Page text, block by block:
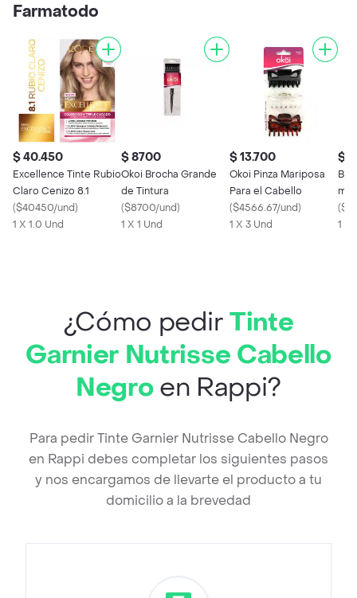
Farmatodo
$ 40.450
Excellence Tinte Rubio
Claro Cenizo 8.1
($40450/und)
1 X 1.0 Und
$ 8700
Okoi Brocha Grande
de Tintura
($8700/und)
1 X 1 Und
$ 13.700
Okoi Pinza Mariposa
Para el Cabello
($4566.67/und)
1 X 3 Und
$
(
1 x
¿Cómo pedirTinte
Garnier Nutrisse Cabello
Negroen Rappi?
Para pedir Tinte Garnier Nutrisse Cabello Negro
en Rappi debes completar los siguientes pasos
y nos encargamos de llevarte el producto a tu
domicilio a la brevedad